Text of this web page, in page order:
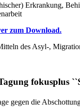
Erkrankung,
zum Download.
des Asyl-,
fokusplus
gegen die